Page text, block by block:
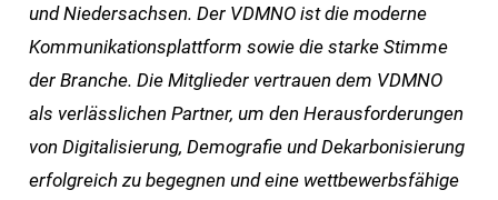
und Niedersachsen. Der VDMNO ist die moderne
Kommunikationsplattform sowie die starke Stimme
der Branche. Die Mitglieder vertrauen dem VDMNO
als verlässlichen Partner, um den Herausforderungen
von Digitalisierung, Demografie und Dekarbonisierung
erfolgreich zu begegnen und eine wettbewerbsfähige